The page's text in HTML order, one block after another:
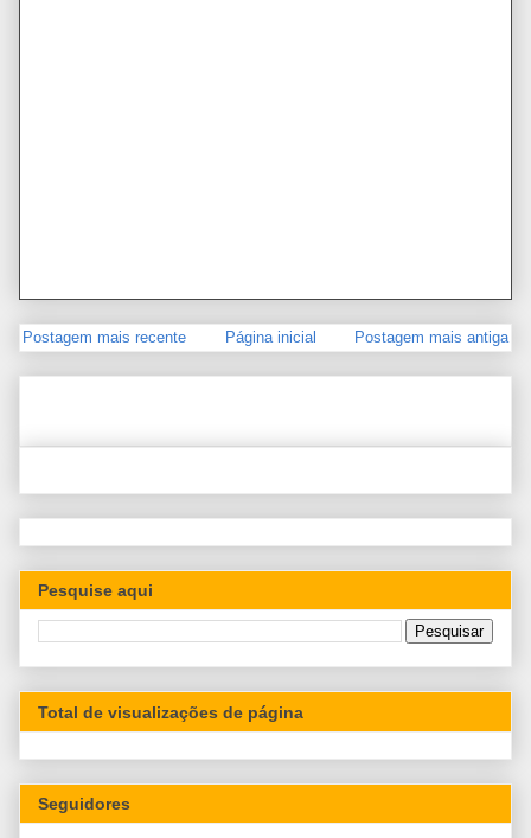
Postagem mais recente Postagem mais antiga
Página inicial
Pesquise aqui
Total de visualizações de página
Seguidores